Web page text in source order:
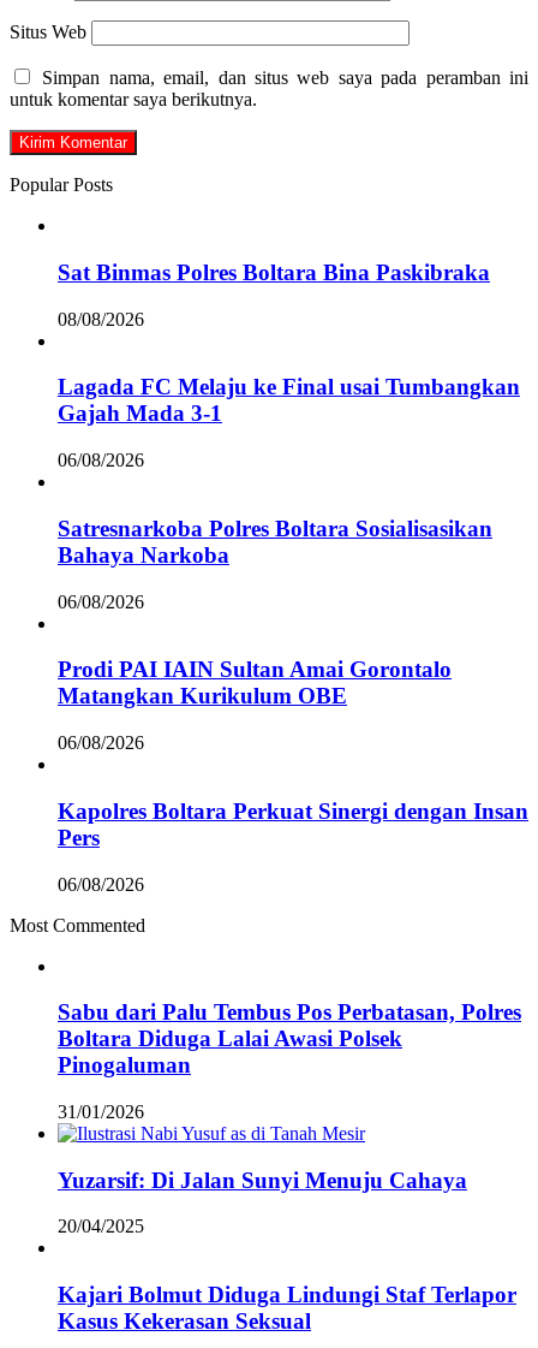
Situs Web
Simpan nama, email, dan situs web saya pada peramban ini
untuk komentar saya berikutnya.
Popular Posts
Sat Binmas Polres Boltara Bina Paskibraka
08/08/2026
Lagada FC Melaju ke Final usai Tumbangkan
Gajah Mada 3-1
06/08/2026
Satresnarkoba Polres Boltara Sosialisasikan
Bahaya Narkoba
06/08/2026
Prodi PAI IAIN Sultan Amai Gorontalo
Matangkan Kurikulum OBE
06/08/2026
Kapolres Boltara Perkuat Sinergi dengan Insan
Pers
06/08/2026
Most Commented
Sabu dari Palu Tembus Pos Perbatasan, Polres
Boltara Diduga Lalai Awasi Polsek
Pinogaluman
31/01/2026
Yuzarsif: Di Jalan Sunyi Menuju Cahaya
20/04/2025
Kajari Bolmut Diduga Lindungi Staf Terlapor
Kasus Kekerasan Seksual